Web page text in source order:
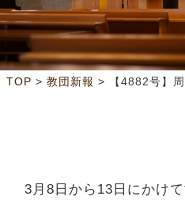
TOP > 教団新報 > 【4882号】
3月8日から13日にかけ